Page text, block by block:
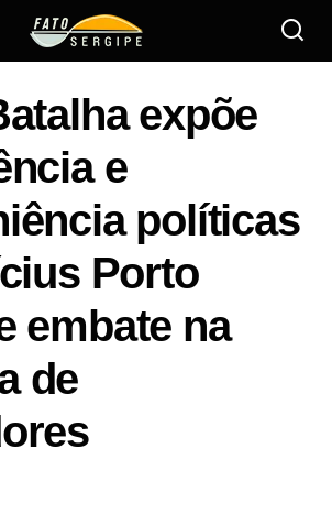
expõe
e
políticas
Porto
embate na
de